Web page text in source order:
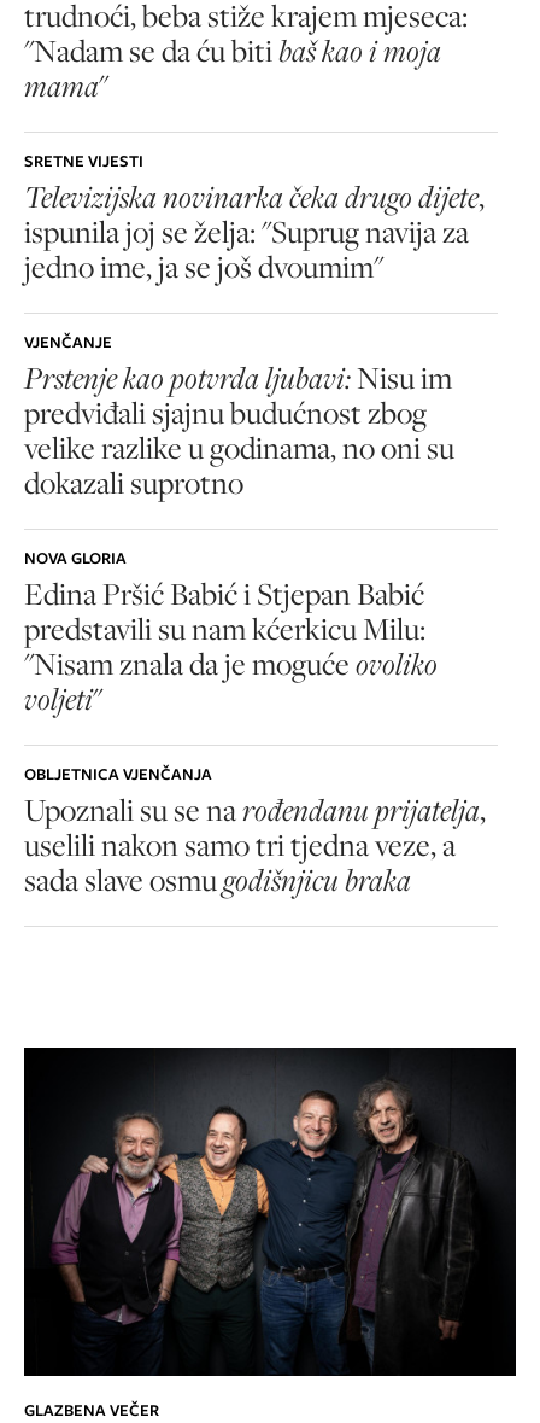
trudnoći, beba stiže krajem mjeseca:
"Nadam se da ću bitibaš kao i moja
mama"
SRETNE VIJESTI
Televizijska novinarka čeka drugo dijete,
ispunila joj se želja: "Suprug navija za
jedno ime, ja se još dvoumim"
VJENČANJE
Prstenje kao potvrda ljubavi:Nisu im
predviđali sjajnu budućnost zbog
velike razlike u godinama, no oni su
dokazali suprotno
NOVA GLORIA
Edina Pršić Babić i Stjepan Babić
predstavili su nam kćerkicu Milu:
"Nisam znala da je mogućeovoliko
voljeti"
OBLJETNICA VJENČANJA
Upoznali su se narođendanu prijatelja,
uselili nakon samo tri tjedna veze, a
sada slave osmugodišnjicu braka
GLAZBENA VEČER